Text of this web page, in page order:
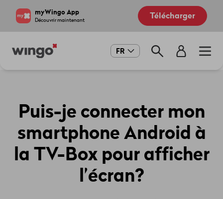
myWingo App
Découvrir maintenant Télécharger
Main
FR
Puis-je connecter mon
smartphone Android à
la TV-Box pour afficher
l’écran?